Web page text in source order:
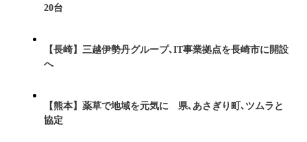
20台
【長崎】三越伊勢丹グループ､IT事業拠点を長崎市に開設
へ
【熊本】薬草で地域を元気に 県､あさぎり町､ツムラと
協定